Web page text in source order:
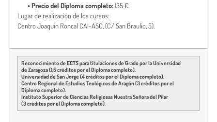
• Precio del Diploma completo:135 €
Lugar de realización de los cursos:
Centro Joaquín Roncal CAI-ASC, (C/ San Braulio, 5).
Reconocimiento de ECTS para titulaciones de Grado por la Universidad
de Zaragoza (1,5 créditos por el Diploma completo).
Universidad de San Jorge (4 créditos por el Diploma completo).
Centro Regional de Estudios Teológicos de Aragón (3 créditos por el
Diploma completo).
Instituto Superior de Ciencias Religiosas Nuestra Señora del Pilar
(3 créditos por el Diploma completo).